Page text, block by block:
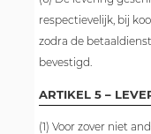
respectievelijk, bij
zodra de
bevestigd.
ARTIKEL 5 –
(1) Voor zover niet